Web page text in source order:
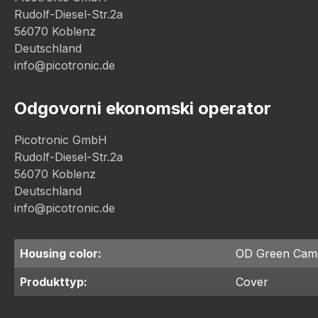
Rudolf-Diesel-Str.2a
56070 Koblenz
Deutschland
info@picotronic.de
Odgovorni ekonomski operator
Picotronic GmbH
Rudolf-Diesel-Str.2a
56070 Koblenz
Deutschland
info@picotronic.de
Housing color:
OD Green
Produkttyp:
Cover